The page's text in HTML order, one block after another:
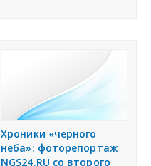
Хроники «черного
неба»: фоторепортаж
NGS24.RU со второго